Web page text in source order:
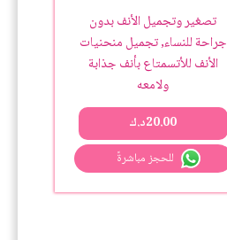
تصغير وتجميل الأنف بدون
جراحة للنساء, تجميل منحنيات
الأنف للأتسمتاع بأنف جذابة
ولامعه
20.00د.ك
للحجز مباشرةً